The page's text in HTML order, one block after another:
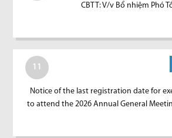
CBTT: V/v Bổ nhiệm Phó
11
Notice of the last registration date for
to attend the 2026 Annual General